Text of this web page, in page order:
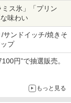
ス氷」「プリン
味わい
サンドイッチ/焼きそ
プ
円”で抽選販売。
もっと見る